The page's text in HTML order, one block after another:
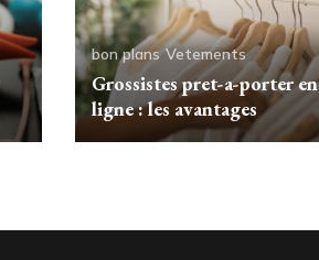
bon plans Vetements
Grossistes pret-a-porter en
ligne : les avantages